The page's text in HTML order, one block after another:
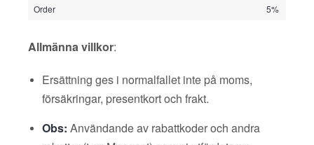
Order 5%
Allmänna villkor:
Ersättning ges i normalfallet inte på moms,
försäkringar, presentkort och frakt.
Obs: Användande av rabattkoder och andra